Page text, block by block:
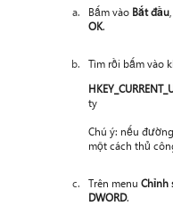
Bấm vào Bắt đầu
OK.
Tìm rồi bấm vào
ty
Chú ý: nếu
một cách thủ
Trên menuChỉnh
DWORD.